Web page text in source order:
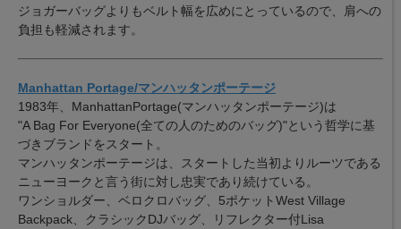
ジョガーバッグよりもベルト幅を広めにとっているので、肩への
負担も軽減されます。
Manhattan Portage/マンハッタンポーテージ
1983年、ManhattanPortage(マンハッタンポーテージ)は
"A Bag For Everyone(全ての人のためのバッグ)"という哲学に基
づきブランドをスタート。
マンハッタンポーテージは、スタートした当初よりルーツである
ニューヨークと言う街に対し忠実であり続けている。
ワンショルダー、ベロクロバッグ、5ポケットWest Village
Backpack、クラシックDJバッグ、リフレクター付Lisa